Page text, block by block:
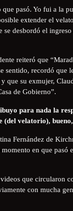
pasó. Yo fui a la
extender el
desbordó el
reiteró que
sentido, recordó
que su exmujer,
de Gobierno”.
para nada la
velatorio),
Fernández de
en que pasó
que circularon
con mucha